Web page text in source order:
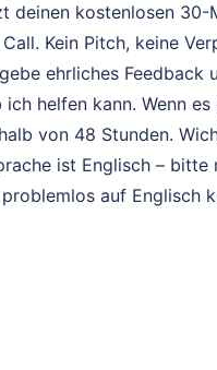
deinen kostenlosen 30-
Kein Pitch, keine
ehrliches Feedback
helfen kann. Wenn
von 48 Stunden.
ist Englisch – bitte
auf Englisch